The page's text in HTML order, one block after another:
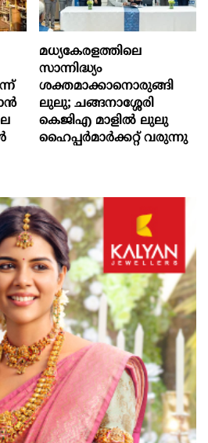
മധ്യകേരളത്തിലെ
സാന്നിദ്ധ്യം
ശക്തമാക്കാനൊരുങ്ങി
ലുലു; ചങ്ങനാശ്ശേരി
കെജിഎ മാളിൽ ലുലു
ഹൈപ്പർമാർക്കറ്റ് വരുന്നു